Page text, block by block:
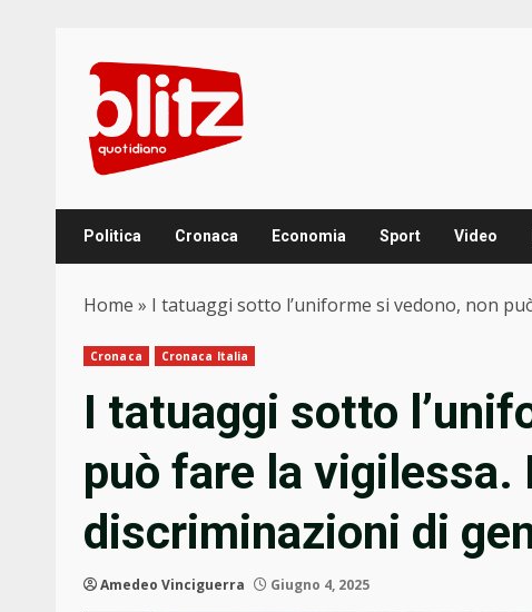
content
Politica Cronaca Economia Sport Video
Home » I tatuaggi sotto l’uniforme si vedono, non
Cronaca Cronaca Italia
I tatuaggi sotto
può fare la vigilessa.
discriminazioni di
Amedeo Vinciguerra Giugno 4, 2025